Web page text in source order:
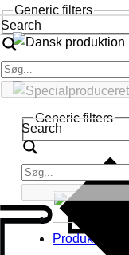
Search
Generic filters
Search
Generic filters
Produkter